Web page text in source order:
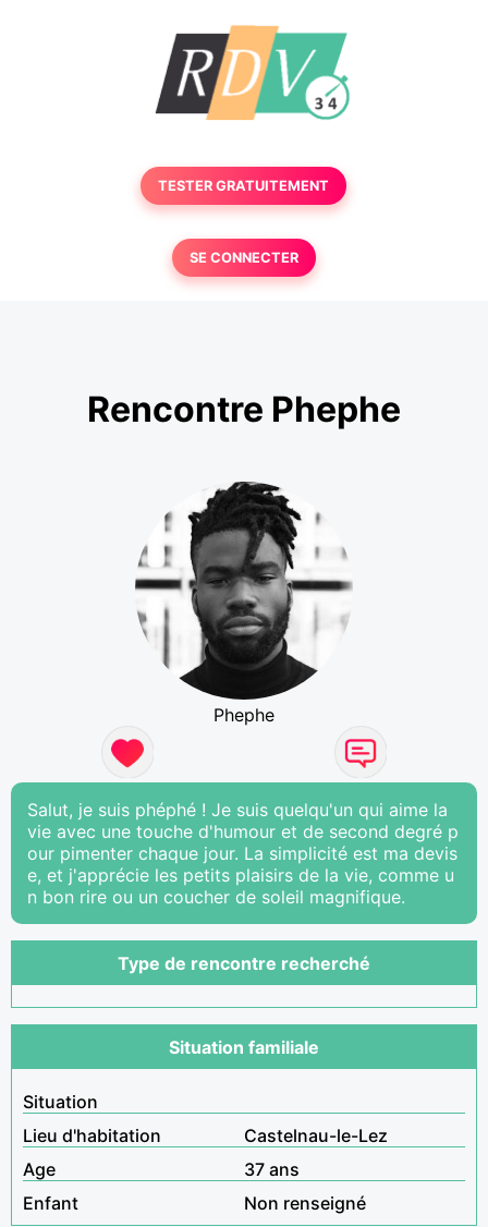
TESTER GRATUITEMENT
SE CONNECTER
Rencontre Phephe
Phephe
Salut, je suis phéphé ! Je suis quelqu'un qui aime la
vie avec une touche d'humour et de second degré p
our pimenter chaque jour. La simplicité est ma devis
e, et j'apprécie les petits plaisirs de la vie, comme u
n bon rire ou un coucher de soleil magnifique.
Type de rencontre recherché
Situation familiale
Situation
Lieu d'habitation
Castelnau-le-Lez
Age
37 ans
Enfant
Non renseigné